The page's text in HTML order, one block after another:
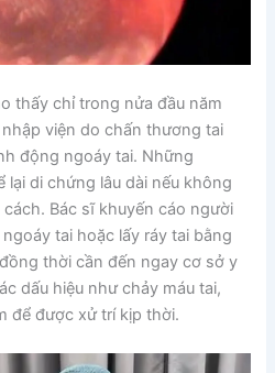
thấy chỉ trong nửa đầu năm
viện do chấn thương tai
động ngoáy tai. Những
di chứng lâu dài nếu không
Bác sĩ khuyến cáo người
tai hoặc lấy ráy tai bằng
thời cần đến ngay cơ sở y
dấu hiệu như chảy máu tai,
để được xử trí kịp thời.